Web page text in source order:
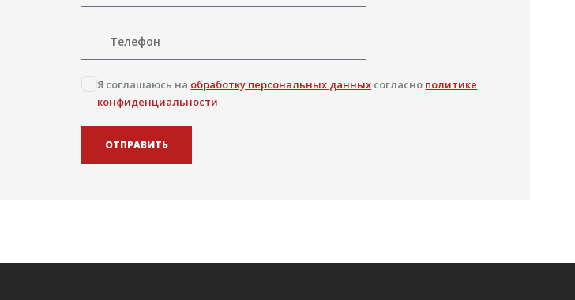
Я соглашаюсь на обработку персональных данных согласно политике
конфиденциальности
ОТПРАВИТЬ